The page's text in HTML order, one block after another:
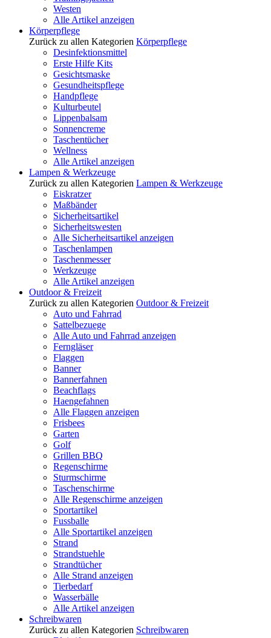
Westen
Alle Artikel anzeigen
Körperpflege
Zurück zu allen Kategorien Körperpflege
Desinfektionsmittel
Erste Hilfe Kits
Gesichtsmaske
Gesundheitspflege
Handpflege
Kulturbeutel
Lippenbalsam
Sonnencreme
Taschentücher
Wellness
Alle Artikel anzeigen
Lampen & Werkzeuge
Zurück zu allen Kategorien Lampen & Werkzeuge
Eiskratzer
Maßbänder
Sicherheitsartikel
Sicherheitswesten
Alle Sicherheitsartikel anzeigen
Taschenlampen
Taschenmesser
Werkzeuge
Alle Artikel anzeigen
Outdoor & Freizeit
Zurück zu allen Kategorien Outdoor & Freizeit
Auto und Fahrrad
Sattelbezuege
Alle Auto und Fahrrad anzeigen
Ferngläser
Flaggen
Banner
Bannerfahnen
Beachflags
Haengefahnen
Alle Flaggen anzeigen
Frisbees
Garten
Golf
Grillen BBQ
Regenschirme
Sturmschirme
Taschenschirme
Alle Regenschirme anzeigen
Sportartikel
Fussballe
Alle Sportartikel anzeigen
Strand
Strandstuehle
Strandtücher
Alle Strand anzeigen
Tierbedarf
Wasserbälle
Alle Artikel anzeigen
Schreibwaren
Zurück zu allen Kategorien Schreibwaren